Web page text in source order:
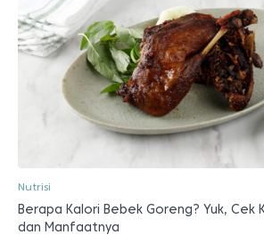
Nutrisi
Berapa Kalori Bebek Goreng? Yuk, Cek
dan Manfaatnya